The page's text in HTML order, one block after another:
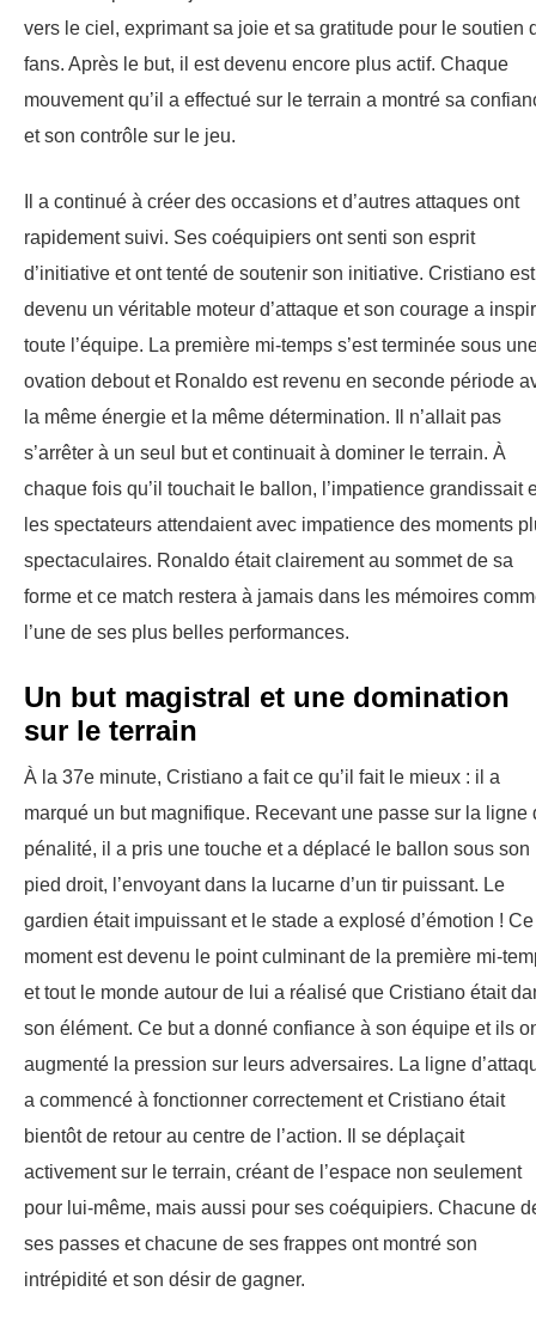
vers le ciel, exprimant sa joie et sa gratitude pour le soutien
fans. Après le but, il est devenu encore plus actif. Chaque
mouvement qu’il a effectué sur le terrain a montré sa
et son contrôle sur le jeu.
Il a continué à créer des occasions et d’autres attaques ont
rapidement suivi. Ses coéquipiers ont senti son esprit
d’initiative et ont tenté de soutenir son initiative. Cristiano est
devenu un véritable moteur d’attaque et son courage a
toute l’équipe. La première mi-temps s’est terminée sous
ovation debout et Ronaldo est revenu en seconde période
la même énergie et la même détermination. Il n’allait pas
s’arrêter à un seul but et continuait à dominer le terrain. À
chaque fois qu’il touchait le ballon, l’impatience grandissait
les spectateurs attendaient avec impatience des moments
spectaculaires. Ronaldo était clairement au sommet de sa
forme et ce match restera à jamais dans les mémoires
l’une de ses plus belles performances.
Un but magistral et une domination
sur le terrain
À la 37e minute, Cristiano a fait ce qu’il fait le mieux : il a
marqué un but magnifique. Recevant une passe sur la ligne
pénalité, il a pris une touche et a déplacé le ballon sous son
pied droit, l’envoyant dans la lucarne d’un tir puissant. Le
gardien était impuissant et le stade a explosé d’émotion ! Ce
moment est devenu le point culminant de la première mi-
et tout le monde autour de lui a réalisé que Cristiano était
son élément. Ce but a donné confiance à son équipe et ils
augmenté la pression sur leurs adversaires. La ligne
a commencé à fonctionner correctement et Cristiano était
bientôt de retour au centre de l’action. Il se déplaçait
activement sur le terrain, créant de l’espace non seulement
pour lui-même, mais aussi pour ses coéquipiers. Chacune
ses passes et chacune de ses frappes ont montré son
intrépidité et son désir de gagner.